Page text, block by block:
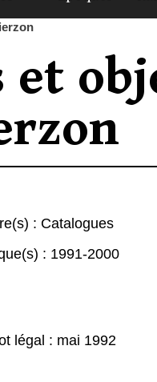
: Catalogues
: 1991-2000
légal : mai 1992